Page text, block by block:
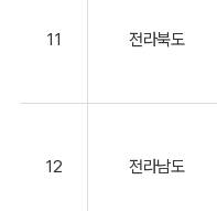
11 전라북도
12 전라남도